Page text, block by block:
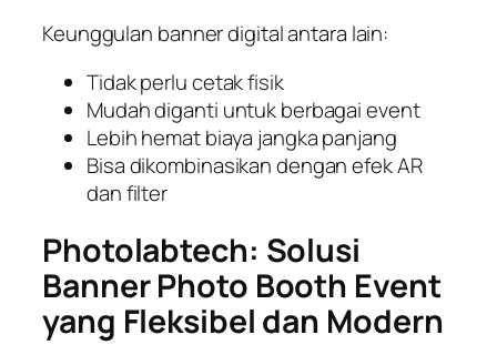
Keunggulan banner digital antara lain:
Tidak perlu cetak fisik
Mudah diganti untuk berbagai event
Lebih hemat biaya jangka panjang
Bisa dikombinasikan dengan efek AR
dan filter
Photolabtech: Solusi
Banner Photo Booth Event
yang Fleksibel dan Modern